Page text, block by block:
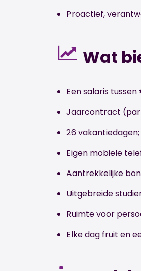
Proactief,
Wat
Een salaris
Jaarcontract
26 vakantiedagen;
Eigen mobiele
Aantrekkelijke
Uitgebreide
Ruimte voor
Elke dag fruit en